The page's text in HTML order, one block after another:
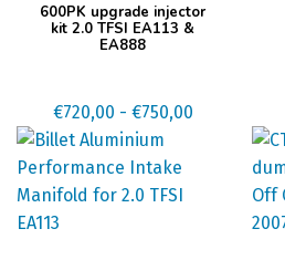
product
variaties.
Deze
optie
kan
gekozen
600PK upgrade injector
kit 2.0 TFSI EA113 &
EA888
€720,00 - €750,00Prijsklasse:
€720,00
€750,00